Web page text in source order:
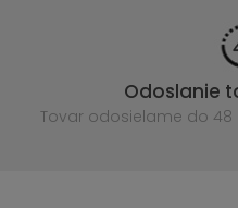
Odoslanie
Tovar odosielame do 48